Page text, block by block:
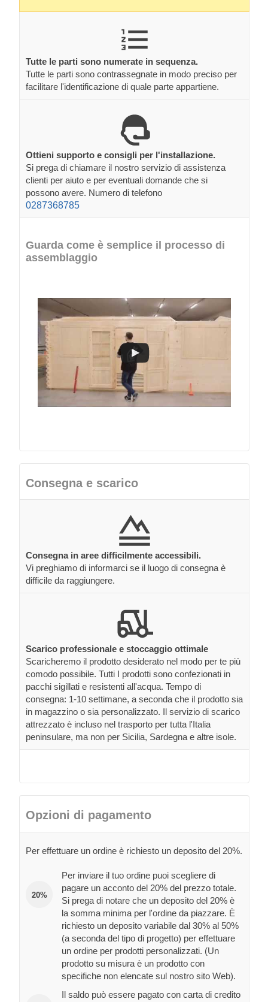
Tutte le parti sono numerate in sequenza.
Tutte le parti sono contrassegnate in modo preciso per
facilitare l'identificazione di quale parte appartiene.
Ottieni supporto e consigli per l'installazione.
Si prega di chiamare il nostro servizio di assistenza
clienti per aiuto e per eventuali domande che si
possono avere. Numero di telefono
0287368785
Guarda come è semplice il processo di
assemblaggio
Consegna e scarico
Consegna in aree difficilmente accessibili.
Vi preghiamo di informarci se il luogo di consegna è
difficile da raggiungere.
Scarico professionale e stoccaggio ottimale
Scaricheremo il prodotto desiderato nel modo per te più
comodo possibile. Tutti I prodotti sono confezionati in
pacchi sigillati e resistenti all'acqua. Tempo di
consegna: 1-10 settimane, a seconda che il prodotto sia
in magazzino o sia personalizzato. Il servizio di scarico
attrezzato è incluso nel trasporto per tutta l'Italia
peninsulare, ma non per Sicilia, Sardegna e altre isole.
Opzioni di pagamento
Per effettuare un ordine è richiesto un deposito del 20%.
20%
Per inviare il tuo ordine puoi scegliere di
pagare un acconto del 20% del prezzo totale.
Si prega di notare che un deposito del 20% è
la somma minima per l'ordine da piazzare. È
richiesto un deposito variabile dal 30% al 50%
(a seconda del tipo di progetto) per effettuare
un ordine per prodotti personalizzati. (Un
prodotto su misura è un prodotto con
specifiche non elencate sul nostro sito Web).
Il saldo può essere pagato con carta di credito